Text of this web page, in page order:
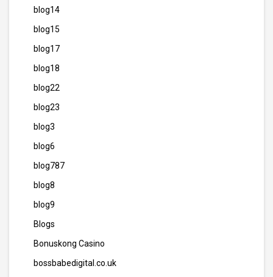
blog14
blog15
blog17
blog18
blog22
blog23
blog3
blog6
blog787
blog8
blog9
Blogs
Bonuskong Casino
bossbabedigital.co.uk